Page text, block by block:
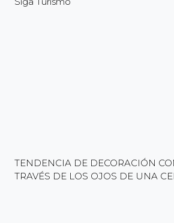
TENDENCIA DE DECORACIÓN
TRAVÉS DE LOS OJOS DE UNA